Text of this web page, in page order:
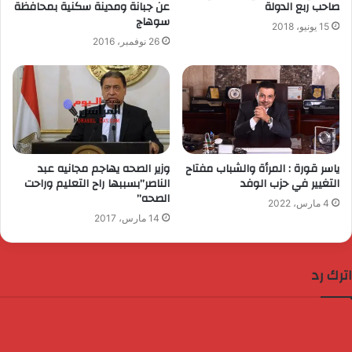
صاحب ربع الدولة
15 يونيو، 2018
عن جبانة ومدينة سكنية بمحافظة
سوهاج
26 نوفمبر، 2016
ياسر قورة : المرأة والشباب مفتاح
التغيير في حزب الوفد
4 مارس، 2022
وزير الصحه يهاجم مجانيه عبد
الناصر”بسببها راح التعليم وراحت
الصحه”
14 مارس، 2017
اترك رد